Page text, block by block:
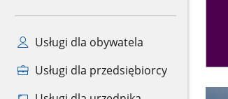
Usługi dla obywatela
Usługi dla przedsiębiorcy